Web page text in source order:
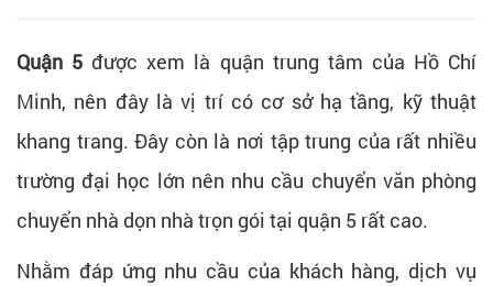
Quận 5 được xem là quận trung tâm của Hồ Chí
Minh, nên đây là vị trí có cơ sở hạ tầng, kỹ thuật
khang trang. Đây còn là nơi tập trung của rất nhiều
trường đại học lớn nên nhu cầu chuyển văn phòng
chuyển nhà dọn nhà trọn gói tại quận 5 rất cao.
Nhằm đáp ứng nhu cầu của khách hàng, dịch vụ